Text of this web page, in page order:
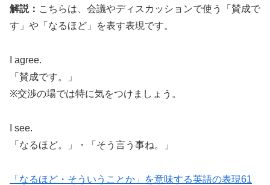
解説： こちらは、会議やディスカッションで使う「賛成で
す」や「なるほど」を表す表現です。
I agree.
「賛成です。」
※交渉の場では特に気をつけましょう。
I see.
「なるほど。」・「そう言う事ね。」
「なるほど・そういうことか」を意味する英語の表現61